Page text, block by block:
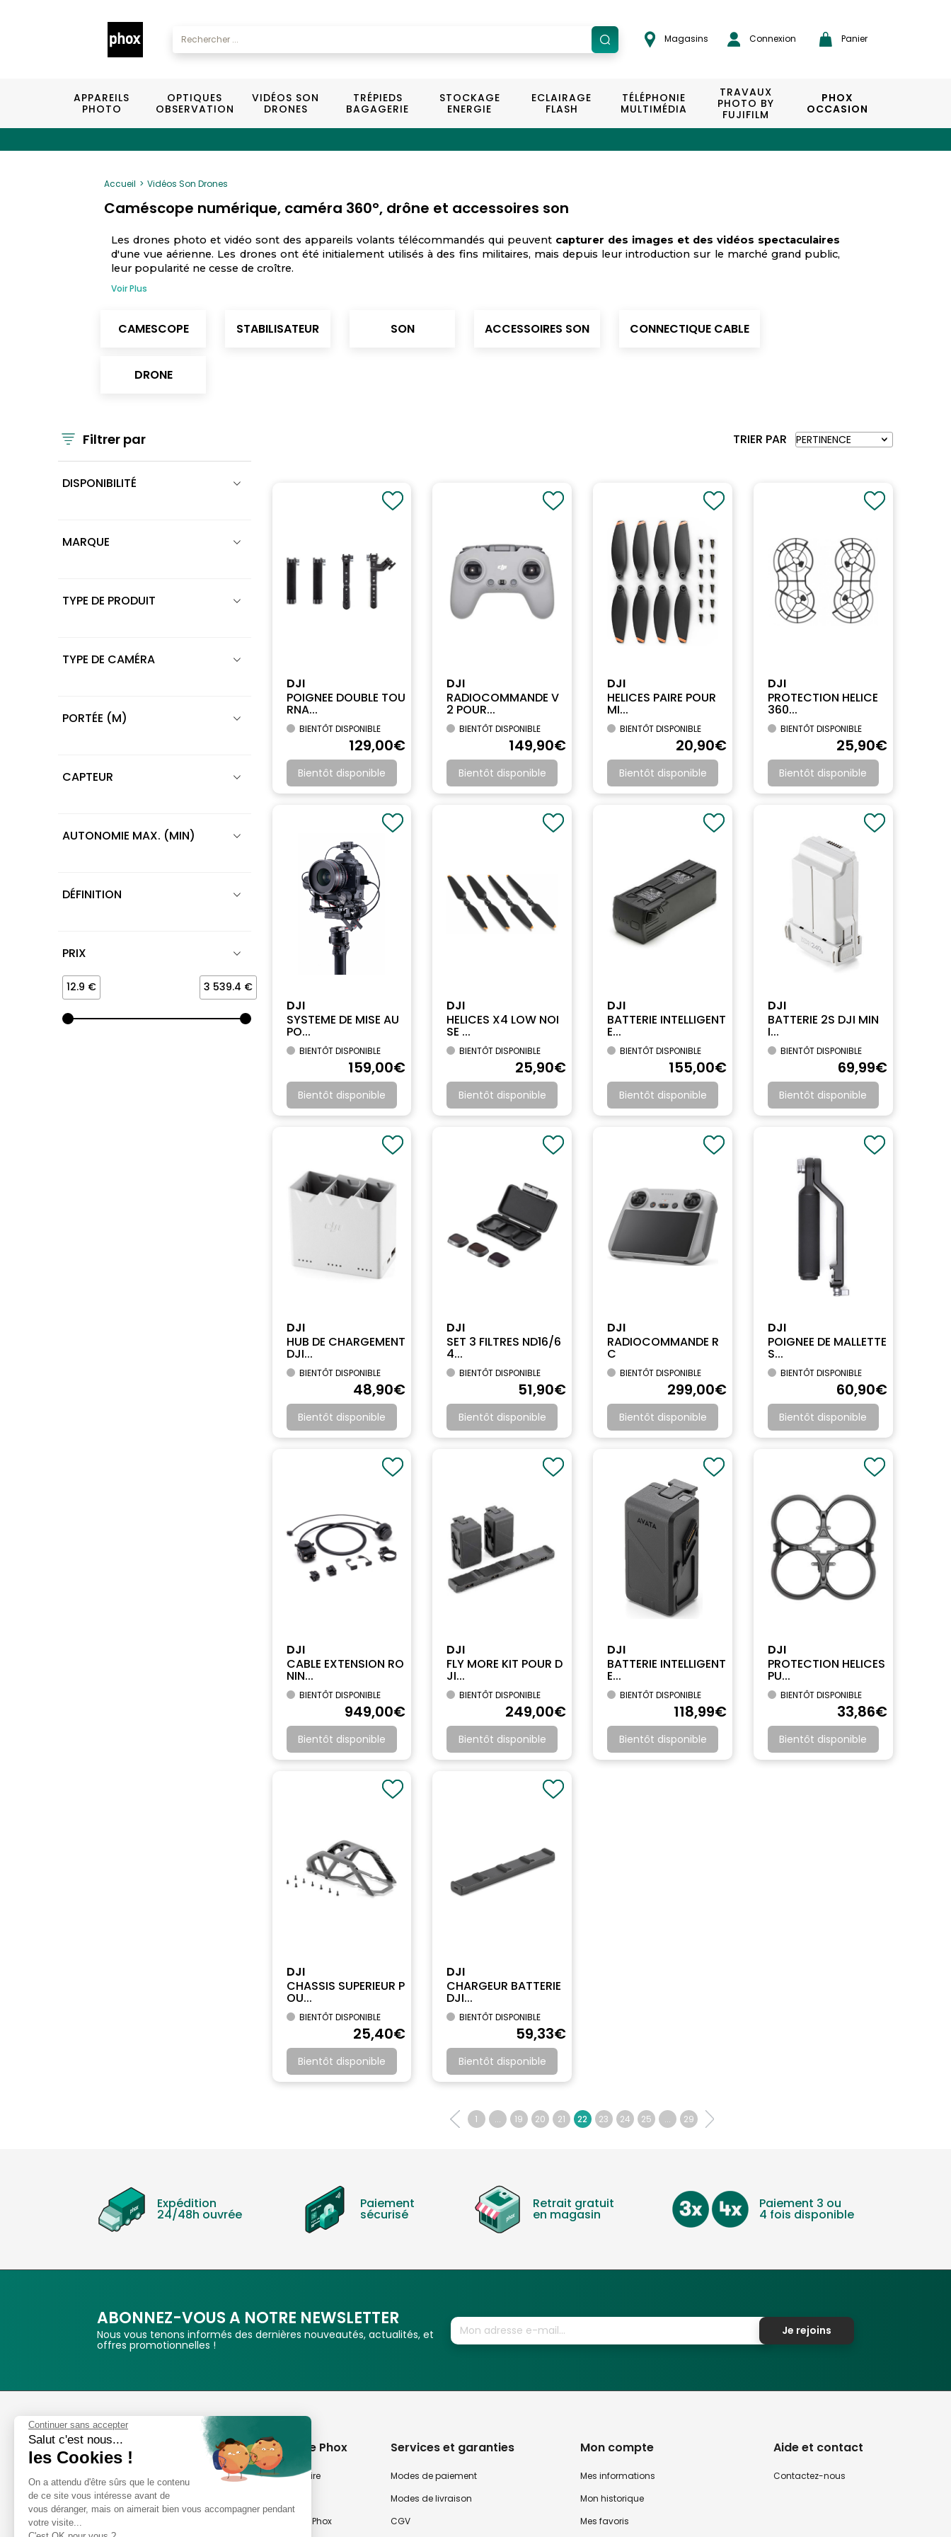
Magasins Connexion Panier
APPAREILS
PHOTO
OPTIQUES
OBSERVATION
VIDÉOS SON
DRONES
TRÉPIEDS
BAGAGERIE
STOCKAGE
ENERGIE
ECLAIRAGE
FLASH
TÉLÉPHONIE
MULTIMÉDIA
TRAVAUX
PHOTO BY
FUJIFILM
PHOX
OCCASION
Accueil Vidéos Son Drones
Caméscope numérique, caméra 360°, drône et accessoires son
Les drones photo et vidéo sont des appareils volants télécommandés qui peuvent capturer des images et des vidéos spectaculaires
d'une vue aérienne. Les drones ont été initialement utilisés à des fins militaires, mais depuis leur introduction sur le marché grand public,
leur popularité ne cesse de croître.
Voir Plus
CAMESCOPE STABILISATEUR SON ACCESSOIRES SON CONNECTIQUE CABLE
DRONE
Filtrer par
DISPONIBILITÉ
MARQUE
TYPE DE PRODUIT
TYPE DE CAMÉRA
PORTÉE (M)
CAPTEUR
AUTONOMIE MAX. (MIN)
DÉFINITION
PRIX
12.9 € 3 539.4 €
TRIER PAR
DJI
POIGNEE DOUBLE TOU
RNA...
BIENTÔT DISPONIBLE
129,00€
Bientôt disponible
DJI
RADIOCOMMANDE V
2 POUR...
BIENTÔT DISPONIBLE
149,90€
Bientôt disponible
DJI
HELICES PAIRE POUR
MI...
BIENTÔT DISPONIBLE
20,90€
Bientôt disponible
DJI
PROTECTION HELICE
360...
BIENTÔT DISPONIBLE
25,90€
Bientôt disponible
DJI
SYSTEME DE MISE AU
PO...
BIENTÔT DISPONIBLE
159,00€
Bientôt disponible
DJI
HELICES X4 LOW NOI
SE ...
BIENTÔT DISPONIBLE
25,90€
Bientôt disponible
DJI
BATTERIE INTELLIGENT
E...
BIENTÔT DISPONIBLE
155,00€
Bientôt disponible
DJI
BATTERIE 2S DJI MIN
I...
BIENTÔT DISPONIBLE
69,99€
Bientôt disponible
DJI
HUB DE CHARGEMENT
DJI...
BIENTÔT DISPONIBLE
48,90€
Bientôt disponible
DJI
SET 3 FILTRES ND16/6
4...
BIENTÔT DISPONIBLE
51,90€
Bientôt disponible
DJI
RADIOCOMMANDE R
C
BIENTÔT DISPONIBLE
299,00€
Bientôt disponible
DJI
POIGNEE DE MALLETTE
S...
BIENTÔT DISPONIBLE
60,90€
Bientôt disponible
DJI
CABLE EXTENSION RO
NIN...
BIENTÔT DISPONIBLE
949,00€
Bientôt disponible
DJI
FLY MORE KIT POUR D
JI...
BIENTÔT DISPONIBLE
249,00€
Bientôt disponible
DJI
BATTERIE INTELLIGENT
E...
BIENTÔT DISPONIBLE
118,99€
Bientôt disponible
DJI
PROTECTION HELICES
PU...
BIENTÔT DISPONIBLE
33,86€
Bientôt disponible
DJI
CHASSIS SUPERIEUR P
OU...
BIENTÔT DISPONIBLE
25,40€
Bientôt disponible
DJI
CHARGEUR BATTERIE
DJI...
BIENTÔT DISPONIBLE
59,33€
Bientôt disponible
1 ... 19 20 21 22 23 24 25 ... 29
Expédition
24/48h ouvrée
Paiement
sécurisé
Retrait gratuit
en magasin
Paiement 3 ou
4 fois disponible
ABONNEZ-VOUS A NOTRE NEWSLETTER
Nous vous tenons informés des dernières nouveautés, actualités, et
offres promotionnelles !
Je rejoins
Phox
Spécialiste de l'image
Suivez-nous
Avis clients
A propos de Phox
Notre savoir-faire
Nos magasins Phox
Services et garanties
Modes de paiement
Modes de livraison
CGV
Mon compte
Mes informations
Mon historique
Mes favoris
Aide et contact
Contactez-nous
Continuer sans accepter
Salut c'est nous...
les Cookies !
On a attendu d'être sûrs que le contenu
de ce site vous intéresse avant de
vous déranger, mais on aimerait bien vous accompagner pendant
votre visite...